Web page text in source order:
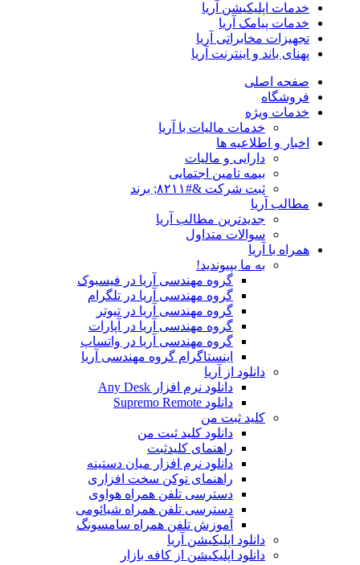
خدمات اپلیکیشن آریا
خدمات پیامک آریا
تجهیزات مخابراتی آریا
پهنای باند و اینترنت آریا
صفحه اصلی
فروشگاه
خدمات ویژه
خدمات مالیات با آریا
اخبار و اطلاعیه ها
دارایی و مالیات
بیمه تامین اجتمایی
ثبت شرکت &#۸۲۱۱; برند
مطالب آریا
جدیدترین مطالب آریا
سوالات متداول
همراه با آریا
به ما بپیوندید!
گروه مهندسی آریا در فیسبوک
گروه مهندسی آریا در تلگرام
گروه مهندسی آریا در تیوتر
گروه مهندسی آریا در آپارات
گروه مهندسی آریا در واتساپ
اینستاگرام گروه مهندسی آریا
دانلود از آریا
دانلود نرم افزار Any Desk
دانلود Supremo Remote
کلید ثبت من
دانلود کلید ثبت من
راهنمای کلیدثبت
دانلود نرم افزار میان دستینه
راهنمای توکن سخت افزاری
دسترسی تلفن همراه هواوی
دسترسی تلفن همراه شیائومی
آموزش تلفن همراه سامسونگ
دانلود اپلیکیشن آریا
دانلود اپلیکیشن از کافه بازار